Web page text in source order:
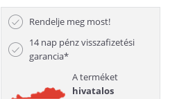
Rendelje meg most!
14 nap pénz visszafizetési
garancia*
A terméket
hivatalos